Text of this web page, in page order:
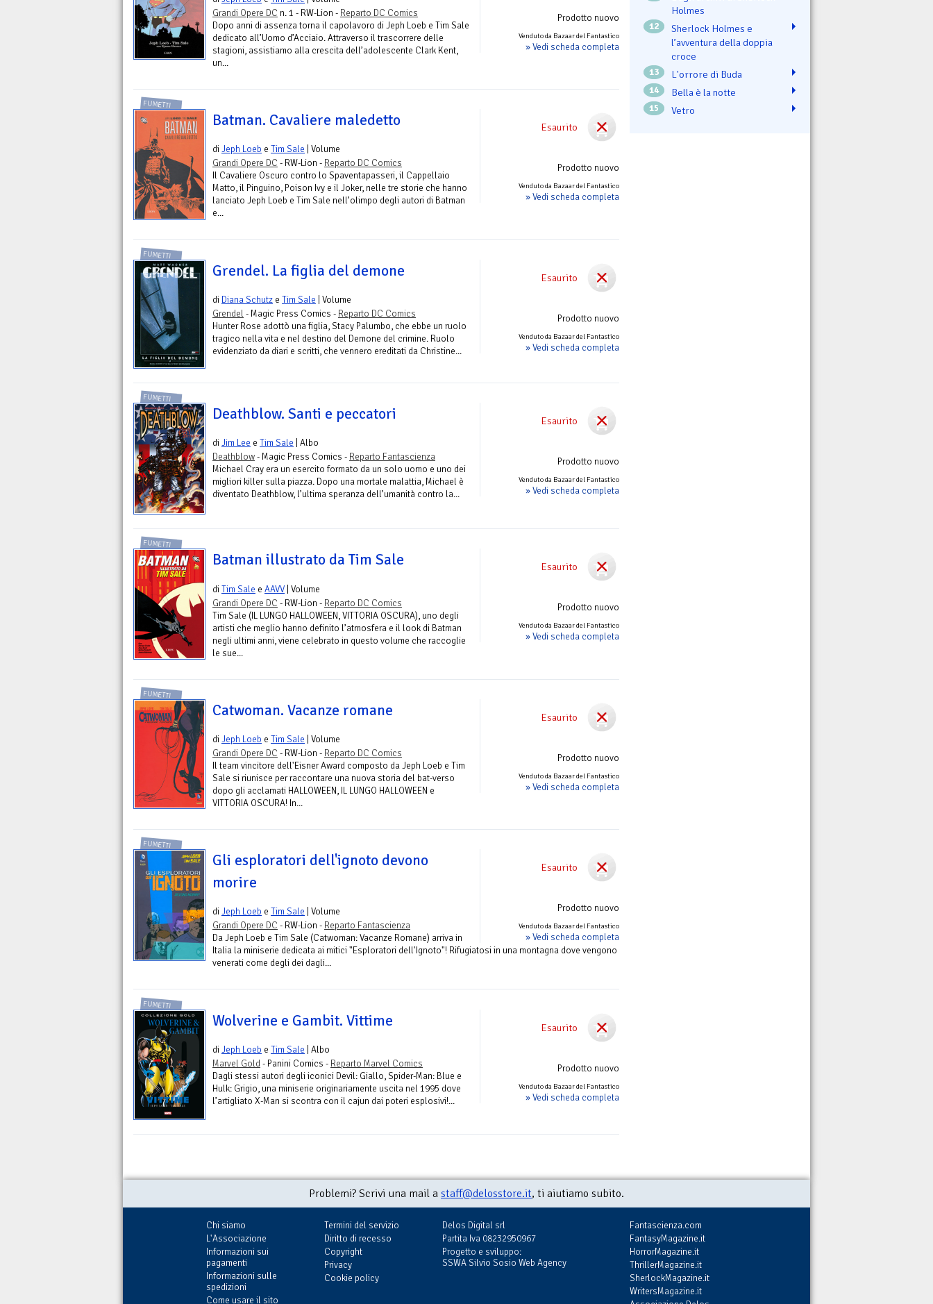
Prodotto nuovo
Venduto da Bazaar del Fantastico
» Vedi scheda completa
Grandi Opere DC n. 1 - RW-Lion - Reparto DC Comics
Dopo anni di assenza torna il capolavoro di Jeph Loeb e Tim Sale
dedicato all’Uomo d’Acciaio. Attraverso il trascorrere delle
stagioni, assistiamo alla crescita dell’adolescente Clark Kent,
un...
Esaurito
Prodotto nuovo
Venduto da Bazaar del Fantastico
» Vedi scheda completa
FUMETTI
Batman. Cavaliere maledetto
diJeph Loeb e Tim Sale | Volume
Grandi Opere DC - RW-Lion - Reparto DC Comics
Il Cavaliere Oscuro contro lo Spaventapasseri, il Cappellaio
Matto, il Pinguino, Poison Ivy e il Joker, nelle tre storie che hanno
lanciato Jeph Loeb e Tim Sale nell’olimpo degli autori di Batman
e...
Esaurito
Prodotto nuovo
Venduto da Bazaar del Fantastico
» Vedi scheda completa
FUMETTI
Grendel. La figlia del demone
di Diana Schutz e Tim Sale | Volume
Grendel - Magic Press Comics - Reparto DC Comics
Hunter Rose adottò una figlia, Stacy Palumbo, che ebbe un ruolo
tragico nella vita e nel destino del Demone del crimine. Ruolo
evidenziato da diari e scritti, che vennero ereditati da Christine...
Esaurito
Prodotto nuovo
Venduto da Bazaar del Fantastico
» Vedi scheda completa
FUMETTI
Deathblow. Santi e peccatori
diJim Lee e Tim Sale | Albo
Deathblow- Magic Press Comics - Reparto Fantascienza
Michael Cray era un esercito formato da un solo uomo e uno dei
migliori killer sulla piazza. Dopo una mortale malattia, Michael è
diventato Deathblow, l’ultima speranza dell’umanità contro la...
Esaurito
Prodotto nuovo
Venduto da Bazaar del Fantastico
» Vedi scheda completa
FUMETTI
Batman illustrato da Tim Sale
diTim Sale e AAVV | Volume
Grandi Opere DC - RW-Lion - Reparto DC Comics
Tim Sale (IL LUNGO HALLOWEEN, VITTORIA OSCURA), uno degli
artisti che meglio hanno definito l’atmosfera e il look di Batman
negli ultimi anni, viene celebrato in questo volume che raccoglie
le sue...
Esaurito
Prodotto nuovo
Venduto da Bazaar del Fantastico
» Vedi scheda completa
FUMETTI
Catwoman. Vacanze romane
diJeph Loeb e Tim Sale | Volume
Grandi Opere DC - RW-Lion - Reparto DC Comics
Il team vincitore dell'Eisner Award composto da Jeph Loeb e Tim
Sale si riunisce per raccontare una nuova storia del bat-verso
dopo gli acclamati HALLOWEEN, IL LUNGO HALLOWEEN e
VITTORIA OSCURA! In...
Esaurito
Prodotto nuovo
Venduto da Bazaar del Fantastico
» Vedi scheda completa
FUMETTI
Gli esploratori dell'ignoto devono
morire
diJeph Loeb e Tim Sale | Volume
Grandi Opere DC - RW-Lion - Reparto Fantascienza
Da Jeph Loeb e Tim Sale (Catwoman: Vacanze Romane) arriva in
Italia la miniserie dedicata ai mitici "Esploratori dell'Ignoto"! Rifugiatosi in una montagna dove vengono
venerati come degli dei dagli...
Esaurito
Prodotto nuovo
Venduto da Bazaar del Fantastico
» Vedi scheda completa
FUMETTI
Wolverine e Gambit. Vittime
diJeph Loeb e Tim Sale | Albo
Marvel Gold- Panini Comics - Reparto Marvel Comics
Dagli stessi autori degli iconici Devil: Giallo, Spider-Man: Blue e
Hulk: Grigio, una miniserie originariamente uscita nel 1995 dove
l’artigliato X-Man si scontra con il cajun dai poteri esplosivi!...
Holmes
12
Sherlock Holmes e
l’avventura della doppia
croce
13 L'orrore di Buda
14 Bella è la notte
15 Vetro
Problemi? Scrivi una mail a staff@delosstore.it, ti aiutiamo subito.
Chi siamo
L'Associazione
Informazioni sui
pagamenti
Informazioni sulle
spedizioni
Come usare il sito
Termini del servizio
Diritto di recesso
Copyright
Privacy
Cookie policy
Delos Digital srl
Partita Iva 08232950967
Progetto e sviluppo:
SSWA Silvio Sosio Web Agency
Fantascienza.com
FantasyMagazine.it
HorrorMagazine.it
ThrillerMagazine.it
SherlockMagazine.it
WritersMagazine.it